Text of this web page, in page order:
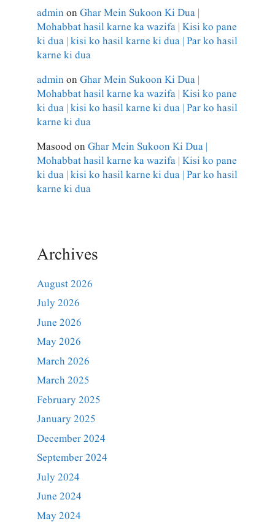
adminonGhar Mein Sukoon Ki Dua |
Mohabbat hasil karne ka wazifa | Kisi ko pane
ki dua | kisi ko hasil karne ki dua | Par ko hasil
karne ki dua
adminonGhar Mein Sukoon Ki Dua |
Mohabbat hasil karne ka wazifa | Kisi ko pane
ki dua | kisi ko hasil karne ki dua | Par ko hasil
karne ki dua
MasoodonGhar Mein Sukoon Ki Dua |
Mohabbat hasil karne ka wazifa | Kisi ko pane
ki dua | kisi ko hasil karne ki dua | Par ko hasil
karne ki dua
Archives
August 2026
July 2026
June 2026
May 2026
March 2026
March 2025
February 2025
January 2025
December 2024
September 2024
July 2024
June 2024
May 2024